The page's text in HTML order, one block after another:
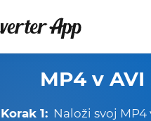
MP4 v AVI
Korak 1: Naloži svoj MP4